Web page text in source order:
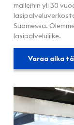
malleihin yli 30
Suomessa.
lasipalveluliike.
Varaa aika